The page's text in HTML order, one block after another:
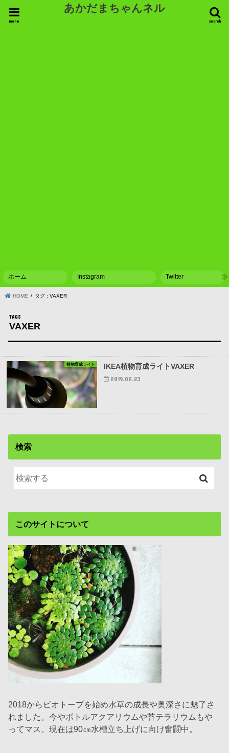
あかだまちゃんネル
search
menu
ホーム Instagram Twitter
HOME タグ : VAXER
VAXER
植物育成ライト IKEA植物育成ライトVAXER
2019.02.23
検索
このサイトについて
2018からビオトープを始め水草の成長や奥深さに魅了さ
れました。今やボトルアクアリウムや苔テラリウムもや
ってマス。現在は90㎝水槽立ち上げに向け奮闘中。